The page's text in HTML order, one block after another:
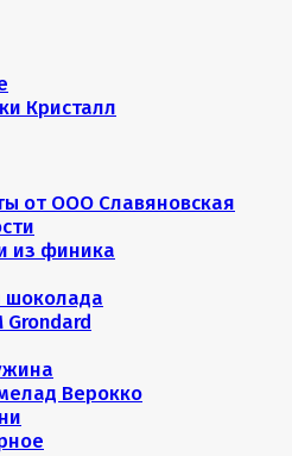
Кристалл
от ООО Славяновская
из финика
шоколада
Верокко